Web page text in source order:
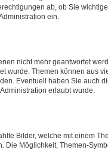
ab, ob Sie
ein.
nicht mehr geantwortet
wurde. Themen können aus
Eventuell haben Sie auch
erlaubt wurde.
Bilder, welche mit einem
Die Möglichkeit, Themen-